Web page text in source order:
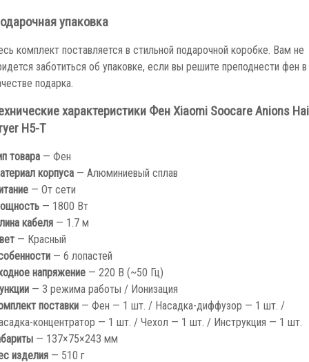
упаковка
комплект поставляется в стильной подарочной коробке. Вам не
заботиться об упаковке, если вы решите преподнести фен в
подарка.
характеристики Фен Xiaomi Soocare Anions
H5-T
товара — Фен
корпуса — Алюминиевый сплав
— От сети
— 1800 Вт
кабеля — 1.7 м
— Красный
— 6 лопастей
напряжение — 220 В (~50 Гц)
— 3 режима работы / Ионизация
поставки — Фен — 1 шт. / Насадка-диффузор — 1 шт. /
концентратор — 1 шт. / Чехол — 1 шт. / Инструкция — 1 шт.
— 137×75×243 мм
изделия — 510 г